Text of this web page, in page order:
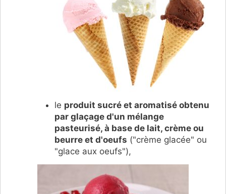
le produit sucré et aromatisé obtenu
par glaçage d'un mélange
pasteurisé, à base de lait, crème ou
beurre et d'oeufs ("crème glacée" ou
"glace aux oeufs"),